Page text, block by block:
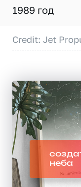
1989 год
Credit: Jet
неба